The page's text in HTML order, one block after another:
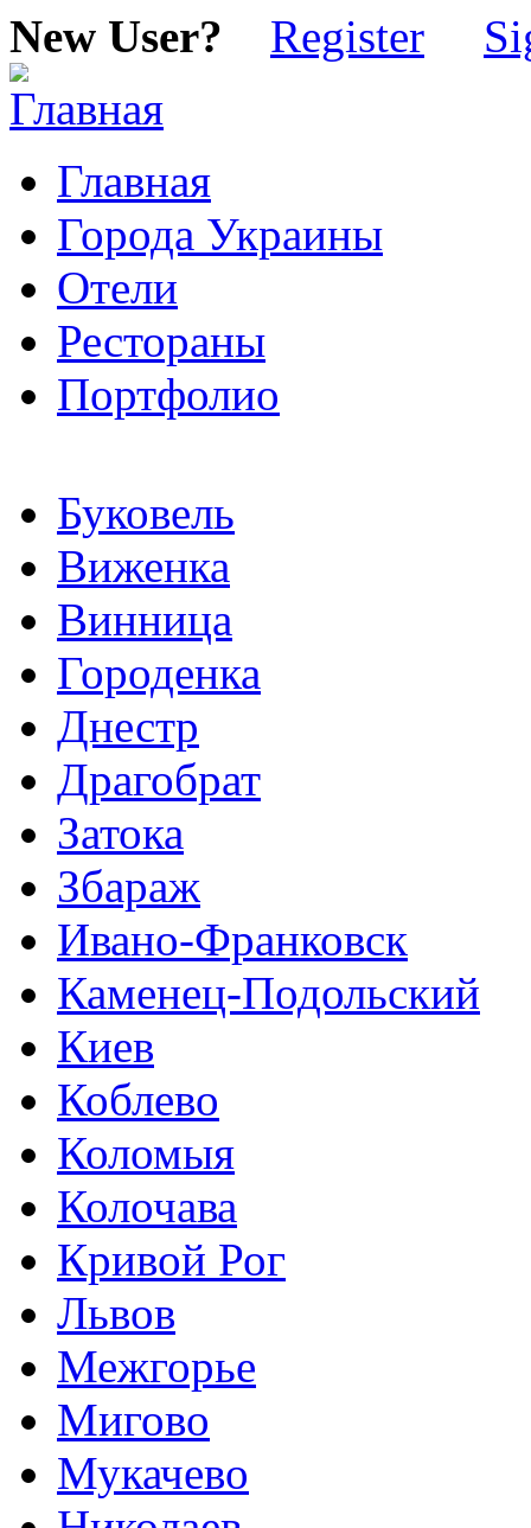
New User? Register
Главная
Города Украины
Отели
Рестораны
Портфолио
Буковель
Виженка
Винница
Городенка
Днестр
Драгобрат
Затока
Збараж
Ивано-Франковск
Каменец-Подольский
Киев
Коблево
Коломыя
Колочава
Кривой Рог
Львов
Межгорье
Мигово
Мукачево